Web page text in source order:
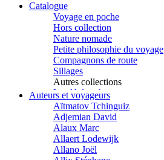
Catalogue
Voyage en poche
Hors collection
Nature nomade
Petite philosophie du voyage
Compagnons de route
Sillages
Autres collections
La clé des champs
Chemins d’étoiles
Visions
Auteurs et voyageurs
Aïtmatov Tchinguiz
Adjemian David
Alaux Marc
Allaert Lodewijk
Allano Joël